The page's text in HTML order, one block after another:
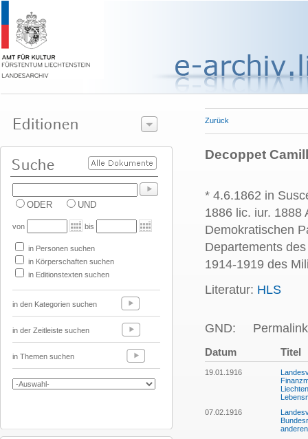
ODER UND
von bis
in Personen suchen
in Körperschaften suchen
in Editionstexten suchen
in den Kategorien suchen
in der Zeitleiste suchen
in Themen suchen
Zurück
Decoppet
* 4.6.1862 in
1886 lic. iur. 1888
Demokratischen
Departements
1914-1919 des
Literatur: HLS
GND:
Datum Titel
19.01.1916
07.02.1916